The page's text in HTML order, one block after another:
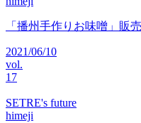
「播州手作りお味噌」販
2021/06/10
vol.
17
SETRE's future
himeji